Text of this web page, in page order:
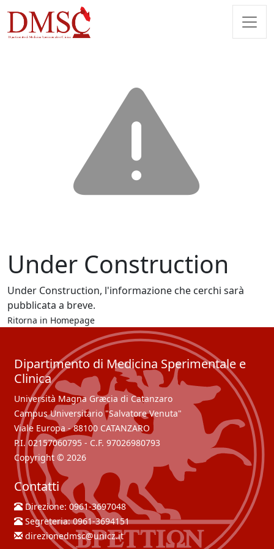
Under Construction
Under Construction, l'informazione che cerchi sarà
pubblicata a breve.
Ritorna in Homepage
Dipartimento di Medicina Sperimentale e
Clinica
Università Magna Græcia di Catanzaro
Campus Universitario "Salvatore Venuta"
Viale Europa - 88100 CATANZARO
P.I. 02157060795 - C.F. 97026980793
Copyright © 2026
Contatti
Direzione:0961-3697048
Segreteria:0961-3694151
direzionedmsc@unicz.it